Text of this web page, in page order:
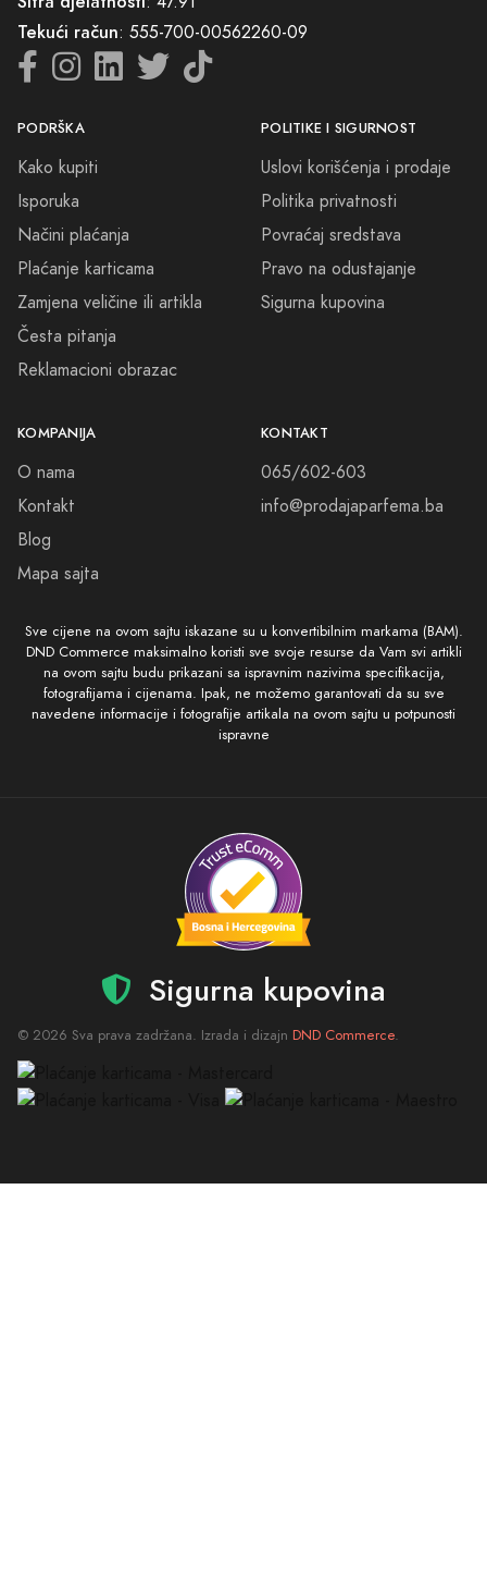
Tekući račun: 555-700-00562260-09
PODRŠKA
Kako kupiti
Isporuka
Načini plaćanja
Plaćanje karticama
Zamjena veličine ili artikla
Česta pitanja
Reklamacioni obrazac
POLITIKE I SIGURNOST
Uslovi korišćenja i prodaje
Politika privatnosti
Povraćaj sredstava
Pravo na odustajanje
Sigurna kupovina
KOMPANIJA
O nama
Kontakt
Blog
Mapa sajta
KONTAKT
065/602-603
info@prodajaparfema.ba
Sve cijene na ovom sajtu iskazane su u konvertibilnim markama (BAM).
DND Commerce maksimalno koristi sve svoje resurse da Vam svi artikli
na ovom sajtu budu prikazani sa ispravnim nazivima specifikacija,
fotografijama i cijenama. Ipak, ne možemo garantovati da su sve
navedene informacije i fotografije artikala na ovom sajtu u potpunosti
ispravne
Sigurna kupovina
© 2026 Sva prava zadržana. Izrada i dizajn DND Commerce.